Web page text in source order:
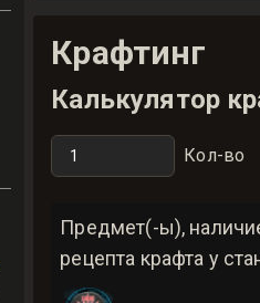
Крафтинг
Калькулятор
Кол-во
Предмет(-ы),
рецепта крафта у